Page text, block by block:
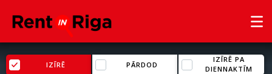
IZĪRĒ PĀRDOD
IZĪRĒ PA
DIENNAKTĪM